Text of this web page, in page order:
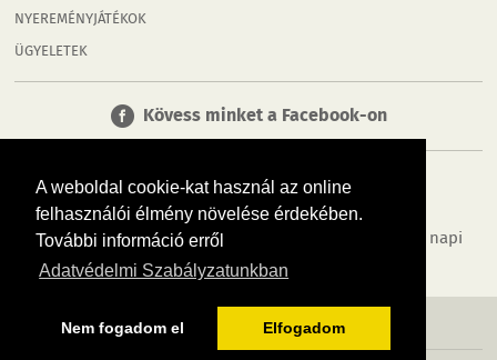
A weboldal cookie-kat használ az online
felhasználói élmény növelése érdekében.
További információ erről
Adatvédelmi Szabályzatunkban
Nem fogadom el Elfogadom
NYEREMÉNYJÁTÉKOK
ÜGYELETEK
Kövess minket a Facebook-on
Tudj meg többet városodról! Hírek, programok, képek, napi
menü, cégek…. és minden, ami Tatabánya
MÉDIAAJÁNLÓ ADATVÉDELEM IMPRESSZUM RÓLUNK